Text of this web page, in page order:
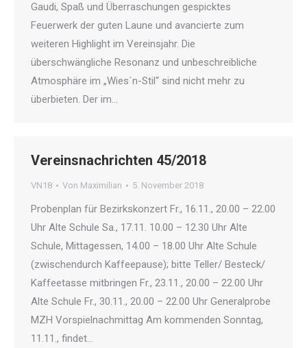
Gaudi, Spaß und Überraschungen gespicktes
Feuerwerk der guten Laune und avancierte zum
weiteren Highlight im Vereinsjahr. Die
überschwängliche Resonanz und unbeschreibliche
Atmosphäre im „Wies´n-Stil“ sind nicht mehr zu
überbieten. Der im…
Vereinsnachrichten 45/2018
VN18 Von Maximilian 5. November 2018
Probenplan für Bezirkskonzert Fr., 16.11., 20.00 – 22.00
Uhr Alte Schule Sa., 17.11. 10.00 – 12.30 Uhr Alte
Schule, Mittagessen, 14.00 – 18.00 Uhr Alte Schule
(zwischendurch Kaffeepause); bitte Teller/ Besteck/
Kaffeetasse mitbringen Fr., 23.11., 20.00 – 22.00 Uhr
Alte Schule Fr., 30.11., 20.00 – 22.00 Uhr Generalprobe
MZH Vorspielnachmittag Am kommenden Sonntag,
11.11., findet…